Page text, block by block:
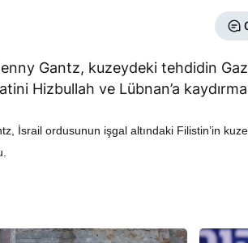
Gantz, kuzeydeki tehdidin
Hizbullah ve Lübnan’a
İsrail ordusunun işgal altındaki Filistin’in
mi Çalışıyor?